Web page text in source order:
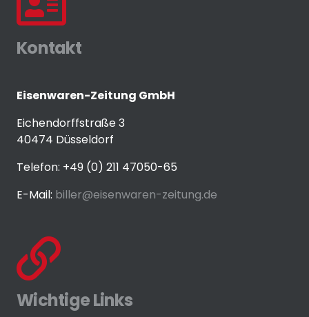
Kontakt
Eisenwaren-Zeitung GmbH
Eichendorffstraße 3
40474 Düsseldorf
Telefon: +49 (0) 211 47050-65
E-Mail: biller@eisenwaren-zeitung.de
Wichtige Links